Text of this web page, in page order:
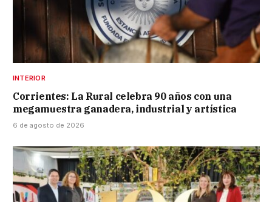
INTERIOR
Corrientes: La Rural celebra 90 años con una
megamuestra ganadera, industrial y artística
6 de agosto de 2026